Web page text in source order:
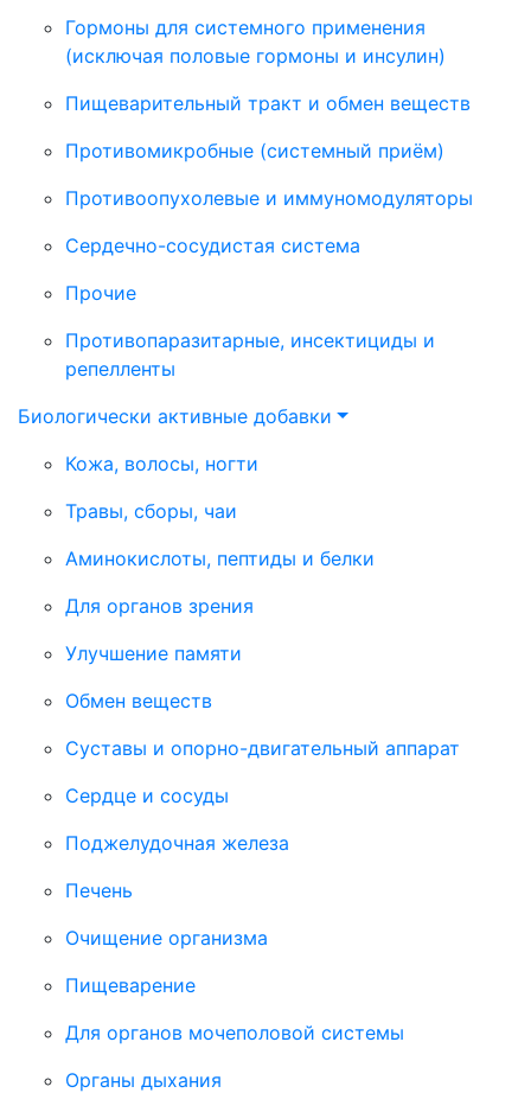
Гормоны для системного применения
(исключая половые гормоны и инсулин)
Пищеварительный тракт и обмен веществ
Противомикробные (системный приём)
Противоопухолевые и иммуномодуляторы
Сердечно-сосудистая система
Прочие
Противопаразитарные, инсектициды и
репелленты
Биологически активные добавки
Кожа, волосы, ногти
Травы, сборы, чаи
Аминокислоты, пептиды и белки
Для органов зрения
Улучшение памяти
Обмен веществ
Суставы и опорно-двигательный аппарат
Сердце и сосуды
Поджелудочная железа
Печень
Очищение организма
Пищеварение
Для органов мочеполовой системы
Органы дыхания